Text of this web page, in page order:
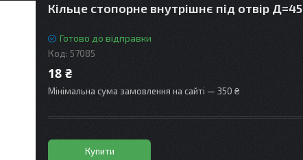
Кільце стопорне внутрішнє під отвір Д=45
Готово до відправки
Код: 57085
18 ₴
Мінімальна сума замовлення на сайті — 350 ₴
Купити